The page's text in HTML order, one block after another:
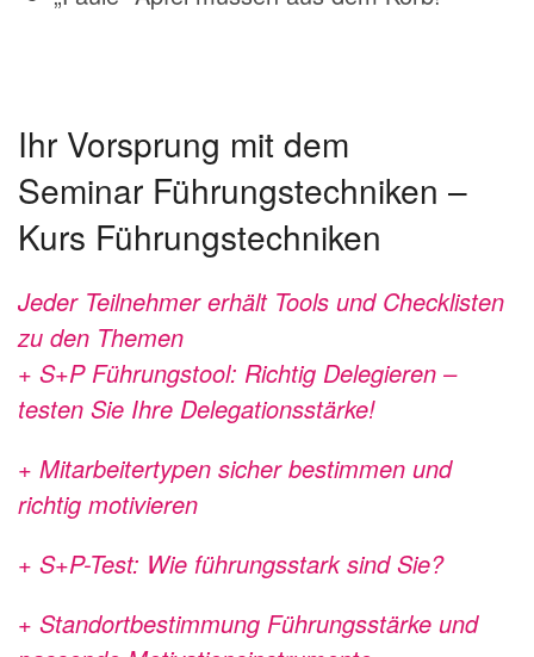
Ihr Vorsprung mit dem
Seminar Führungstechniken –
Kurs Führungstechniken
Jeder Teilnehmer erhält Tools und Checklisten
zu den Themen
+ S+P Führungstool: Richtig Delegieren –
testen Sie Ihre Delegationsstärke!
+ Mitarbeitertypen sicher bestimmen und
richtig motivieren
+ S+P-Test: Wie führungsstark sind Sie?
+ Standortbestimmung Führungsstärke und